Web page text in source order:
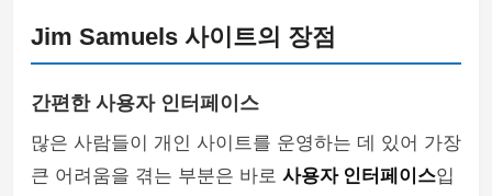
Jim Samuels 사이트의 장점
간편한 사용자 인터페이스
많은 사람들이 개인 사이트를 운영하는 데 있어 가장
큰 어려움을 겪는 부분은 바로 사용자 인터페이스입